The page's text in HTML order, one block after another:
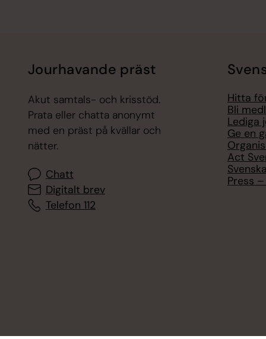
Jourhavande präst
Akut samtals- och krisstöd.
Prata eller chatta anonymt
med en präst på kvällar och
nätter.
Chatt
Digitalt brev
Telefon 112
Hitta
Bli
Lediga
Ge en
Act
Press